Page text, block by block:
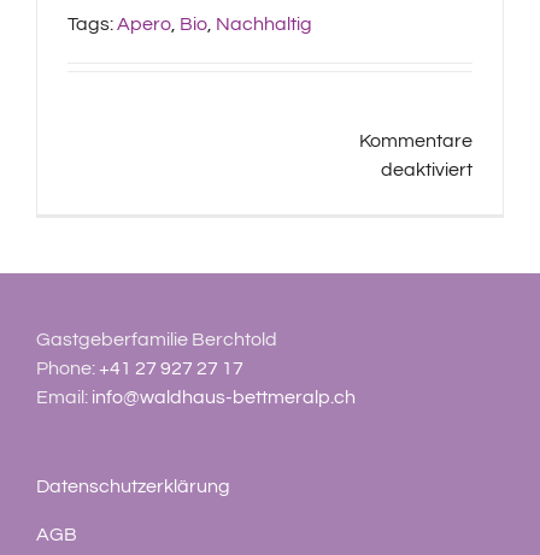
Tags:Apero Bio Nachhaltig
Kommentare
deaktiviertfür
Gastgeberfamilie Berchtold
Phone:+41 27 927 27 17
Email: info@waldhaus-bettmeralp.ch
Datenschutzerklärung
AGB